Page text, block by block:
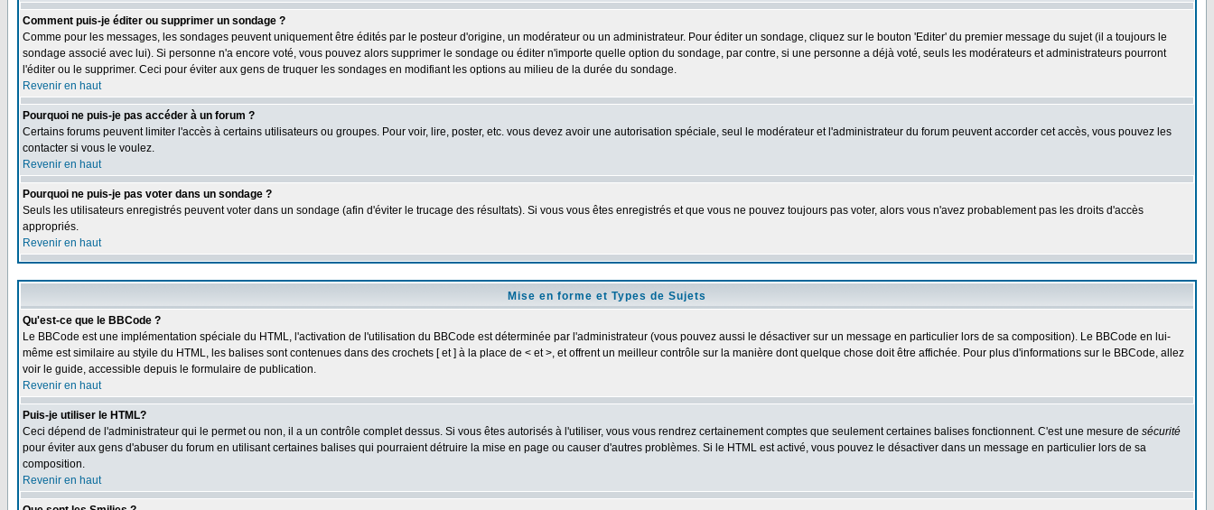
Comment puis-je éditer ou supprimer un sondage ?
Comme pour les messages, les sondages peuvent uniquement être édités par le posteur d'origine, un modérateur ou un administrateur. Pour éditer un sondage, cliquez sur le bouton 'Editer' du premier message du sujet (il a toujours le
sondage associé avec lui). Si personne n'a encore voté, vous pouvez alors supprimer le sondage ou éditer n'importe quelle option du sondage, par contre, si une personne a déjà voté, seuls les modérateurs et administrateurs pourront
l'éditer ou le supprimer. Ceci pour éviter aux gens de truquer les sondages en modifiant les options au milieu de la durée du sondage.
Revenir en haut
Pourquoi ne puis-je pas accéder à un forum ?
Certains forums peuvent limiter l'accès à certains utilisateurs ou groupes. Pour voir, lire, poster, etc. vous devez avoir une autorisation spéciale, seul le modérateur et l'administrateur du forum peuvent accorder cet accès, vous pouvez les
contacter si vous le voulez.
Revenir en haut
Pourquoi ne puis-je pas voter dans un sondage ?
Seuls les utilisateurs enregistrés peuvent voter dans un sondage (afin d'éviter le trucage des résultats). Si vous vous êtes enregistrés et que vous ne pouvez toujours pas voter, alors vous n'avez probablement pas les droits d'accès
appropriés.
Revenir en haut
Mise en forme et Types de Sujets
Qu'est-ce que le BBCode ?
Le BBCode est une implémentation spéciale du HTML, l'activation de l'utilisation du BBCode est déterminée par l'administrateur (vous pouvez aussi le désactiver sur un message en particulier lors de sa composition). Le BBCode en lui-
même est similaire au styile du HTML, les balises sont contenues dans des crochets [ et ] à la place de < et >, et offrent un meilleur contrôle sur la manière dont quelque chose doit être affichée. Pour plus d'informations sur le BBCode, allez
voir le guide, accessible depuis le formulaire de publication.
Revenir en haut
Puis-je utiliser le HTML?
Ceci dépend de l'administrateur qui le permet ou non, il a un contrôle complet dessus. Si vous êtes autorisés à l'utiliser, vous vous rendrez certainement comptes que seulement certaines balises fonctionnent. C'est une mesure de sécurité
pour éviter aux gens d'abuser du forum en utilisant certaines balises qui pourraient détruire la mise en page ou causer d'autres problèmes. Si le HTML est activé, vous pouvez le désactiver dans un message en particulier lors de sa
composition.
Revenir en haut